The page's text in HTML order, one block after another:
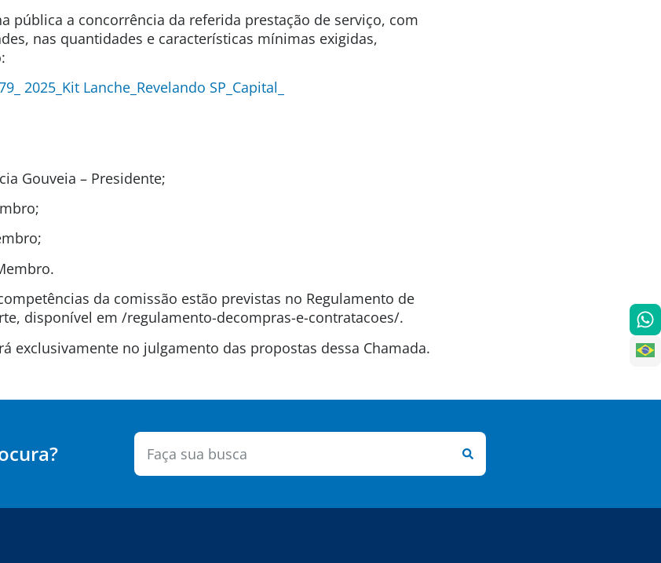
pública a concorrência da referida prestação de serviço, com
nas quantidades e características mínimas exigidas,
2025_Kit Lanche_Revelando SP_Capital_
Gouveia – Presidente;
da comissão estão previstas no Regulamento de
disponível em /regulamento-decompras-e-contratacoes/.
exclusivamente no julgamento das propostas dessa Chamada.